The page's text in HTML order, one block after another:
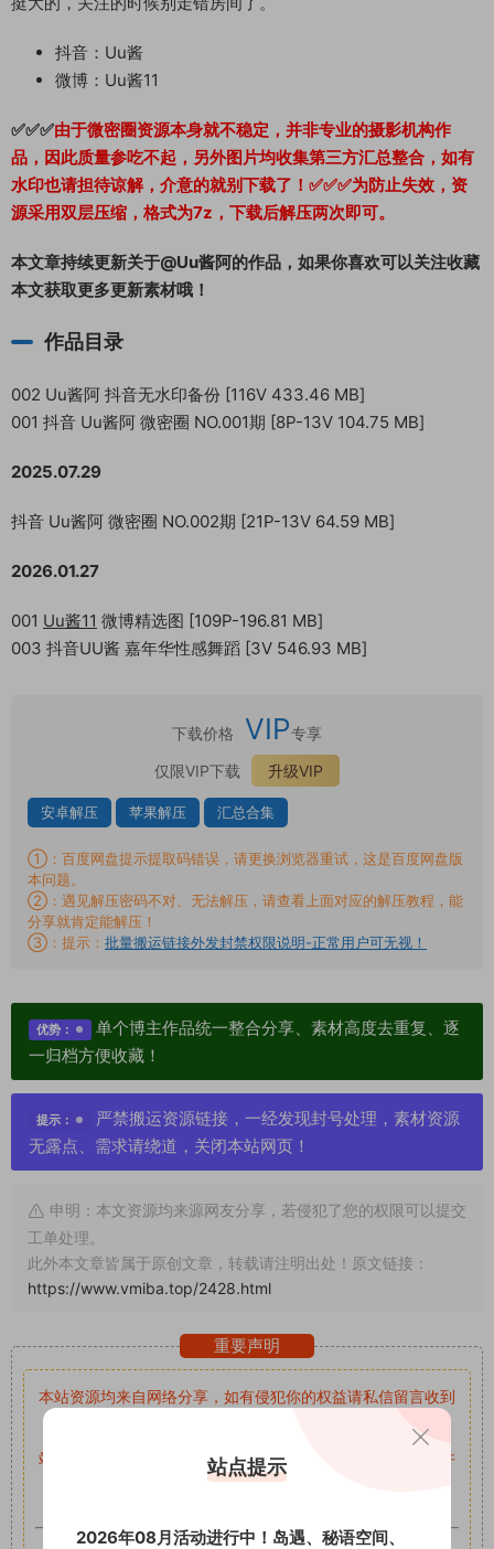
抖音：Uu酱
微博：Uu酱11
✅✅✅由于微密圈资源本身就不稳定，并非专业的摄影机构作
品，因此质量参吃不起，另外图片均收集第三方汇总整合，如有
水印也请担待谅解，介意的就别下载了！✅✅✅为防止失效，资
源采用双层压缩，格式为7z，下载后解压两次即可。
本文章持续更新关于@Uu酱阿的作品，如果你喜欢可以关注收藏
本文获取更多更新素材哦！
作品目录
002 Uu酱阿 抖音无水印备份 [116V 433.46 MB]
001 抖音 Uu酱阿 微密圈 NO.001期 [8P-13V 104.75 MB]
2025.07.29
抖音 Uu酱阿 微密圈 NO.002期 [21P-13V 64.59 MB]
2026.01.27
001 Uu酱11 微博精选图 [109P-196.81 MB]
003 抖音UU酱 嘉年华性感舞蹈 [3V 546.93 MB]
下载价格 VIP专享
仅限VIP下载
升级VIP
安卓解压 苹果解压 汇总合集
①：百度网盘提示提取码错误，请更换浏览器重试，这是百度网盘版
本问题。
②：遇见解压密码不对、无法解压，请查看上面对应的解压教程，能
分享就肯定能解压！
③：提示： 批量搬运链接外发封禁权限说明-正常用户可无视！
优势：
单个博主作品统一整合分享、素材高度去重复、逐
一归档方便收藏！
提示：
严禁搬运资源链接，一经发现封号处理，素材资源
无露点、需求请绕道，关闭本站网页！
申明：本文资源均来源网友分享，若侵犯了您的权限可以提交
工单处理。
此外本文章皆属于原创文章，转载请注明出处！原文链接：
https://www.vmiba.top/2428.html
重要声明
本站资源均来自网络分享，如有侵犯你的权益请私信留言收到
站内资源为网友个人学习或测试研究使用，未经原版权作者许
如果遇到付费才可获取的素材，建议升级对应的VIP。
站点提示
2026年08月活动进行中！岛遇、秘语空间、